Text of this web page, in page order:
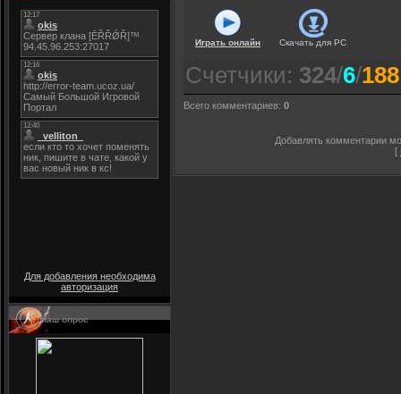
Для добавления необходима
авторизация
Наш опрос
Играть онлайн Скачать для PC
Счетчики: 324/6/188
Всего комментариев: 0
Добавлять комментарии
[